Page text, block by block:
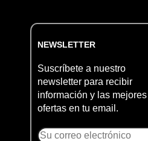
NEWSLETTER
Suscríbete a nuestro
newsletter para recibir
información y las mejores
ofertas en tu email.